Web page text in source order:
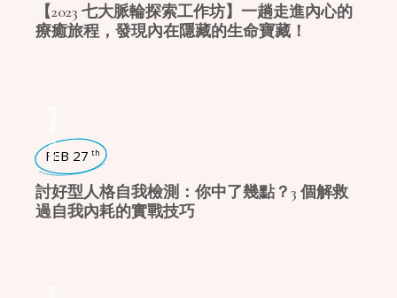
【2023 七大脈輪探索工作坊】一趟走進內心的
療癒旅程，發現內在隱藏的生命寶藏！
心靈對話
FEB 27 th
討好型人格自我檢測：你中了幾點？3 個解救
過自我內耗的實戰技巧